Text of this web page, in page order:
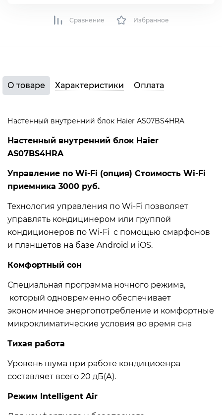
Сравнение Избранное
О товаре Характеристики Оплата
Настенный внутренний блок Haier AS07BS4HRA
Настенный внутренний блок Haier
AS07BS4HRA
Управление по Wi-Fi (опция) Стоимость Wi-Fi
приемника 3000 руб.
Технология управления по Wi-Fi позволяет
управлять кондицинером или группой
кондиционеров по Wi-Fi с помощью смарфонов
и планшетов на базе Android и iOS.
Комфортный сон
Специальная программа ночного режима,
который одновременно обеспечивает
экономичное энергопотребление и комфортные
микроклиматические условия во время сна
Тихая работа
Уровень шума при работе кондициоенра
составляет всего 20 дБ(А).
Режим Intelligent Air